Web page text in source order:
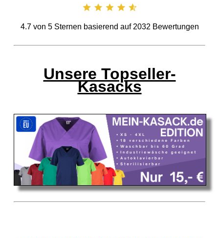
4.7von 5Sternen basierend auf 2032 Bewertungen
Unsere Topseller-
Kasacks